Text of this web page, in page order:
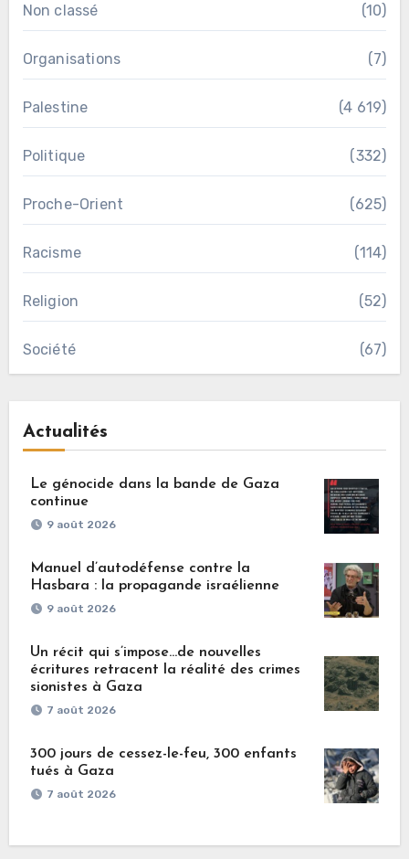
Non classé (10)
Organisations (7)
Palestine (4 619)
Politique (332)
Proche-Orient (625)
Racisme (114)
Religion (52)
Société (67)
Actualités
Le génocide dans la bande de Gaza
continue
9 août 2026
Manuel d’autodéfense contre la
Hasbara : la propagande israélienne
9 août 2026
Un récit qui s’impose…de nouvelles
écritures retracent la réalité des crimes
sionistes à Gaza
7 août 2026
300 jours de cessez-le-feu, 300 enfants
tués à Gaza
7 août 2026